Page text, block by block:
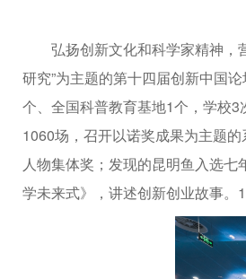
弘扬创新文化和科学家精神，
研究”为主题的第十四届创新中国
个、全国科普教育基地1个，学校3
1060场，召开以诺奖成果为主题
人物集体奖；发现的昆明鱼入选
学未来式》，讲述创新创业故事